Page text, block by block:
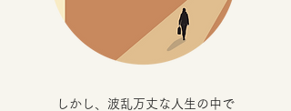
しかし、波乱万丈な人生の中で